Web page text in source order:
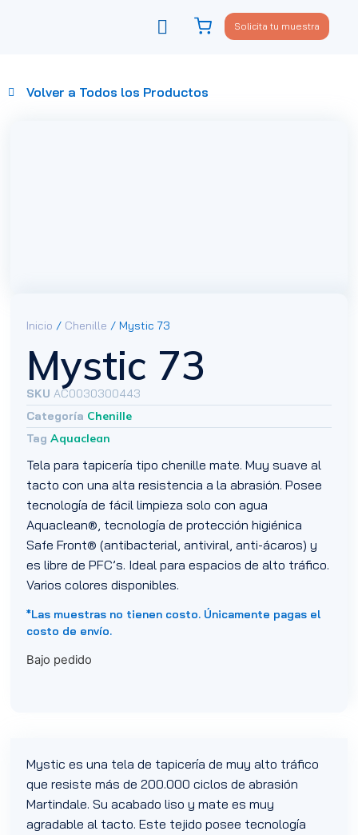
Solicita tu muestra
Volver a Todos los Productos
Inicio / Chenille / Mystic 73
Mystic 73
SKUAC0030300443
Categoría Chenille
Tag Aquaclean
Tela para tapicería tipo chenille mate. Muy suave al
tacto con una alta resistencia a la abrasión. Posee
tecnología de fácil limpieza solo con agua
Aquaclean®, tecnología de protección higiénica
Safe Front® (antibacterial, antiviral, anti-ácaros) y
es libre de PFC’s. Ideal para espacios de alto tráfico.
Varios colores disponibles.
*Las muestras no tienen costo. Únicamente pagas el
costo de envío.
Bajo pedido
Mystic es una tela de tapicería de muy alto tráfico
que resiste más de 200.000 ciclos de abrasión
Martindale. Su acabado liso y mate es muy
agradable al tacto. Este tejido posee tecnología